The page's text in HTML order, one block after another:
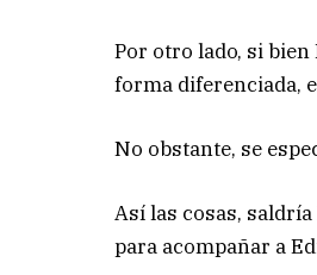
Por otro lado, si
forma diferenciada,
No obstante, se
Así las cosas,
para acompañar a